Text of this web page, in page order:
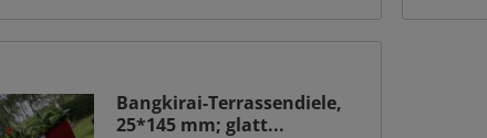
Bangkirai-Terrassendiele,
25*145 mm; glatt...